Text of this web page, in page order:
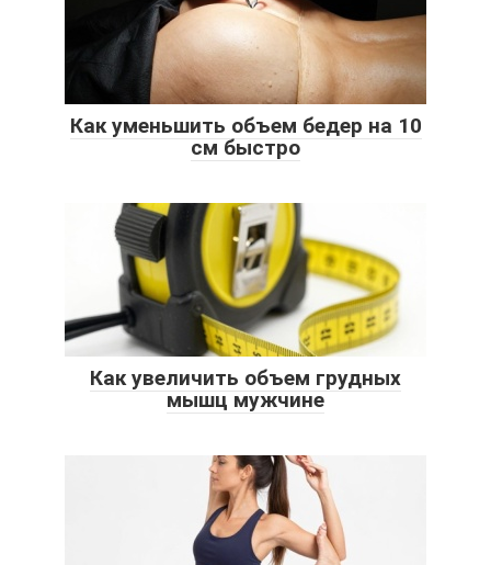
Как уменьшить объем бедер на 10
см быстро
Как увеличить объем грудных
мышц мужчине